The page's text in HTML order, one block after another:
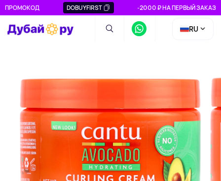
ПРОМОКОД DOBUYFIRST -2000 ₽ НА ПЕРВЫЙ ЗАКАЗ
RU